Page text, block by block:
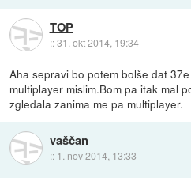
TOP
::31. okt 2014, 19:34
Aha sepravi bo potem bolše dat
multiplayer mislim.Bom pa itak mal
zgledala zanima me pa multiplayer.
vaščan
:: 1. nov 2014, 13:33